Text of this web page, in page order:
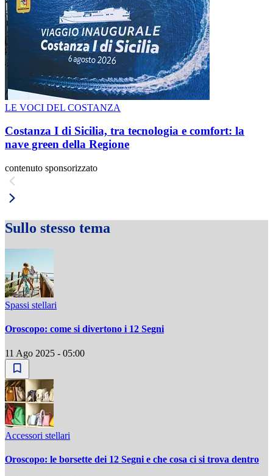
LE VOCI DEL COSTANZA
Costanza I di Sicilia, tra tecnologia e comfort: la
nave green della Regione
contenuto sponsorizzato
Sullo stesso tema
Spassi stellari
Oroscopo: come si divertono i 12 Segni
11 Ago 2025 - 05:00
Accessori stellari
Oroscopo: le borsette dei 12 Segni e che cosa ci si trova dentro